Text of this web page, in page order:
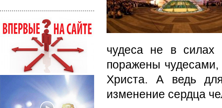
чудеса не в
поражены чудесами,
Христа. А ведь
изменение сердца